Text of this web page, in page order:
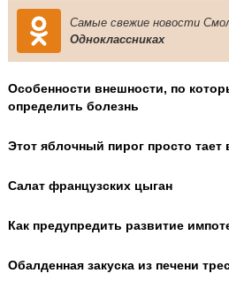
Самые свежие новости
Одноклассниках
Особенности внешности, по
определить болезнь
Этот яблочный пирог просто тает
Салат французских цыган
Как предупредить развитие
Обалденная закуска из печени